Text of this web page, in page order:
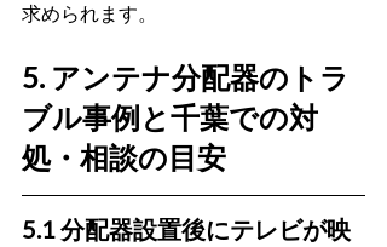
求められます。
5. アンテナ分配器のトラ
ブル事例と千葉での対
処・相談の目安
5.1 分配器設置後にテレビが映